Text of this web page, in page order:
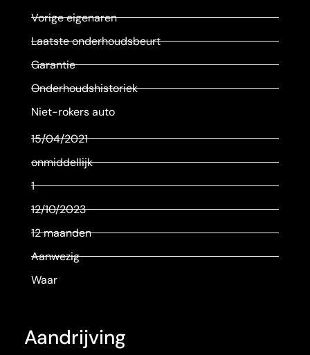
Vorige eigenaren
Laatste onderhoudsbeurt
Garantie
Onderhoudshistoriek
Niet-rokers auto
15/04/2021
onmiddellijk
1
12/10/2023
12 maanden
Aanwezig
Waar
Aandrijving